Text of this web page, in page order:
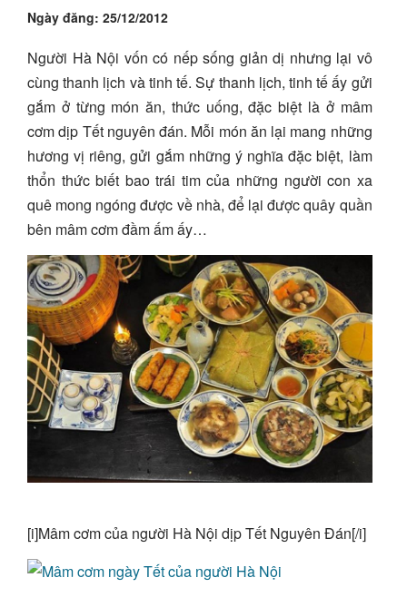
Ngày đăng: 25/12/2012
Người Hà Nội vốn có nếp sống giản dị nhưng lại vô
cùng thanh lịch và tinh tế. Sự thanh lịch, tinh tế ấy gửi
gắm ở từng món ăn, thức uống, đặc biệt là ở mâm
cơm dịp Tết nguyên đán. Mỗi món ăn lại mang những
hương vị riêng, gửi gắm những ý nghĩa đặc biệt, làm
thổn thức biết bao trái tim của những người con xa
quê mong ngóng được về nhà, để lại được quây quần
bên mâm cơm đầm ấm ấy…
[i]Mâm cơm của người Hà Nội dịp Tết Nguyên Đán[/i]